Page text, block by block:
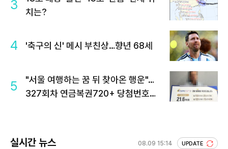
3
치는?
4 '축구의 신' 메시 부친상…향년 68세
5
"서울 여행하는 꿈 뒤 찾아온 행운"…
327회차 연금복권720+ 당첨번호조
실시간 뉴스 08.09 15:14 UPDATE